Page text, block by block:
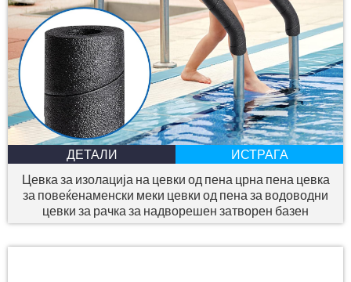
ДЕТАЛИ
ИСТРАГА
Цевка за изолација на цевки од пена црна пена цевка
за повеќенаменски меки цевки од пена за водоводни
цевки за рачка за надворешен затворен базен